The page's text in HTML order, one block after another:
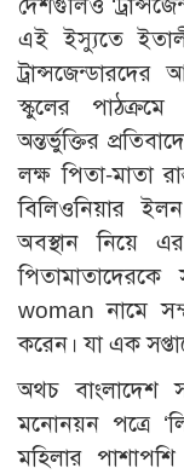
দেশগুলিও
এই ইস্যুতে
স্কুলের পাঠক্রমে
অন্তর্ভুক্তির
লক্ষ পিতা-মাতা
বিলিওনিয়ার
অবস্থান নিয়ে
woman নামে
করেন। যা এক
অথচ বাংলাদেশ
মনোনয়ন পত্রে
মহিলার পাশাপশি